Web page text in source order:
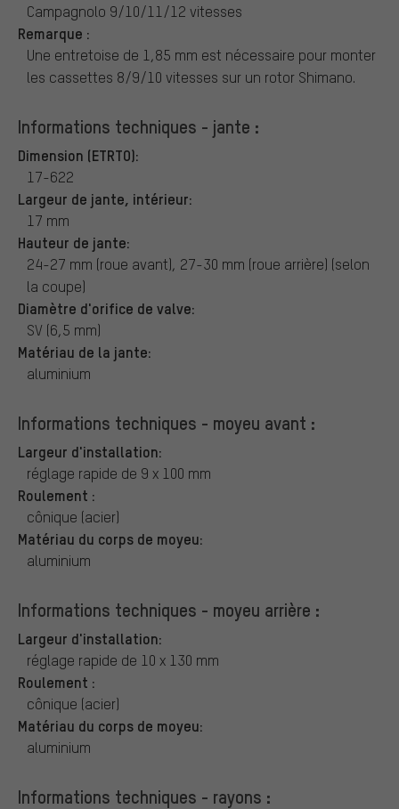
Campagnolo 9/10/11/12 vitesses
Remarque :
Une entretoise de 1,85 mm est nécessaire pour monter
les cassettes 8/9/10 vitesses sur un rotor Shimano.
Informations techniques - jante :
Dimension (ETRTO):
17-622
Largeur de jante, intérieur:
17 mm
Hauteur de jante:
24-27 mm (roue avant), 27-30 mm (roue arrière) (selon
la coupe)
Diamètre d'orifice de valve:
SV (6,5 mm)
Matériau de la jante:
aluminium
Informations techniques - moyeu avant :
Largeur d'installation:
réglage rapide de 9 x 100 mm
Roulement :
cônique (acier)
Matériau du corps de moyeu:
aluminium
Informations techniques - moyeu arrière :
Largeur d'installation:
réglage rapide de 10 x 130 mm
Roulement :
cônique (acier)
Matériau du corps de moyeu:
aluminium
Informations techniques - rayons :